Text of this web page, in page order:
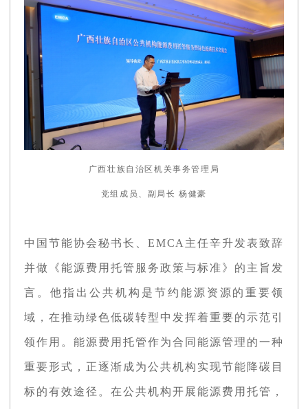
广西壮族自治区机关事务管理局
党组成员、副局长 杨健豪
中国节能协会秘书长、EMCA主任辛升发表致辞
并做《能源费用托管服务政策与标准》的主旨发
言。他指出公共机构是节约能源资源的重要领
域，在推动绿色低碳转型中发挥着重要的示范引
领作用。能源费用托管作为合同能源管理的一种
重要形式，正逐渐成为公共机构实现节能降碳目
标的有效途径。在公共机构开展能源费用托管，